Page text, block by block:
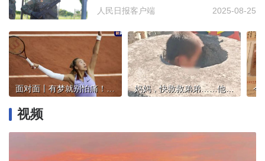
人民日报客户端 2025-08-25
妈妈，快救救弟弟……他“长”石头里了！
视频